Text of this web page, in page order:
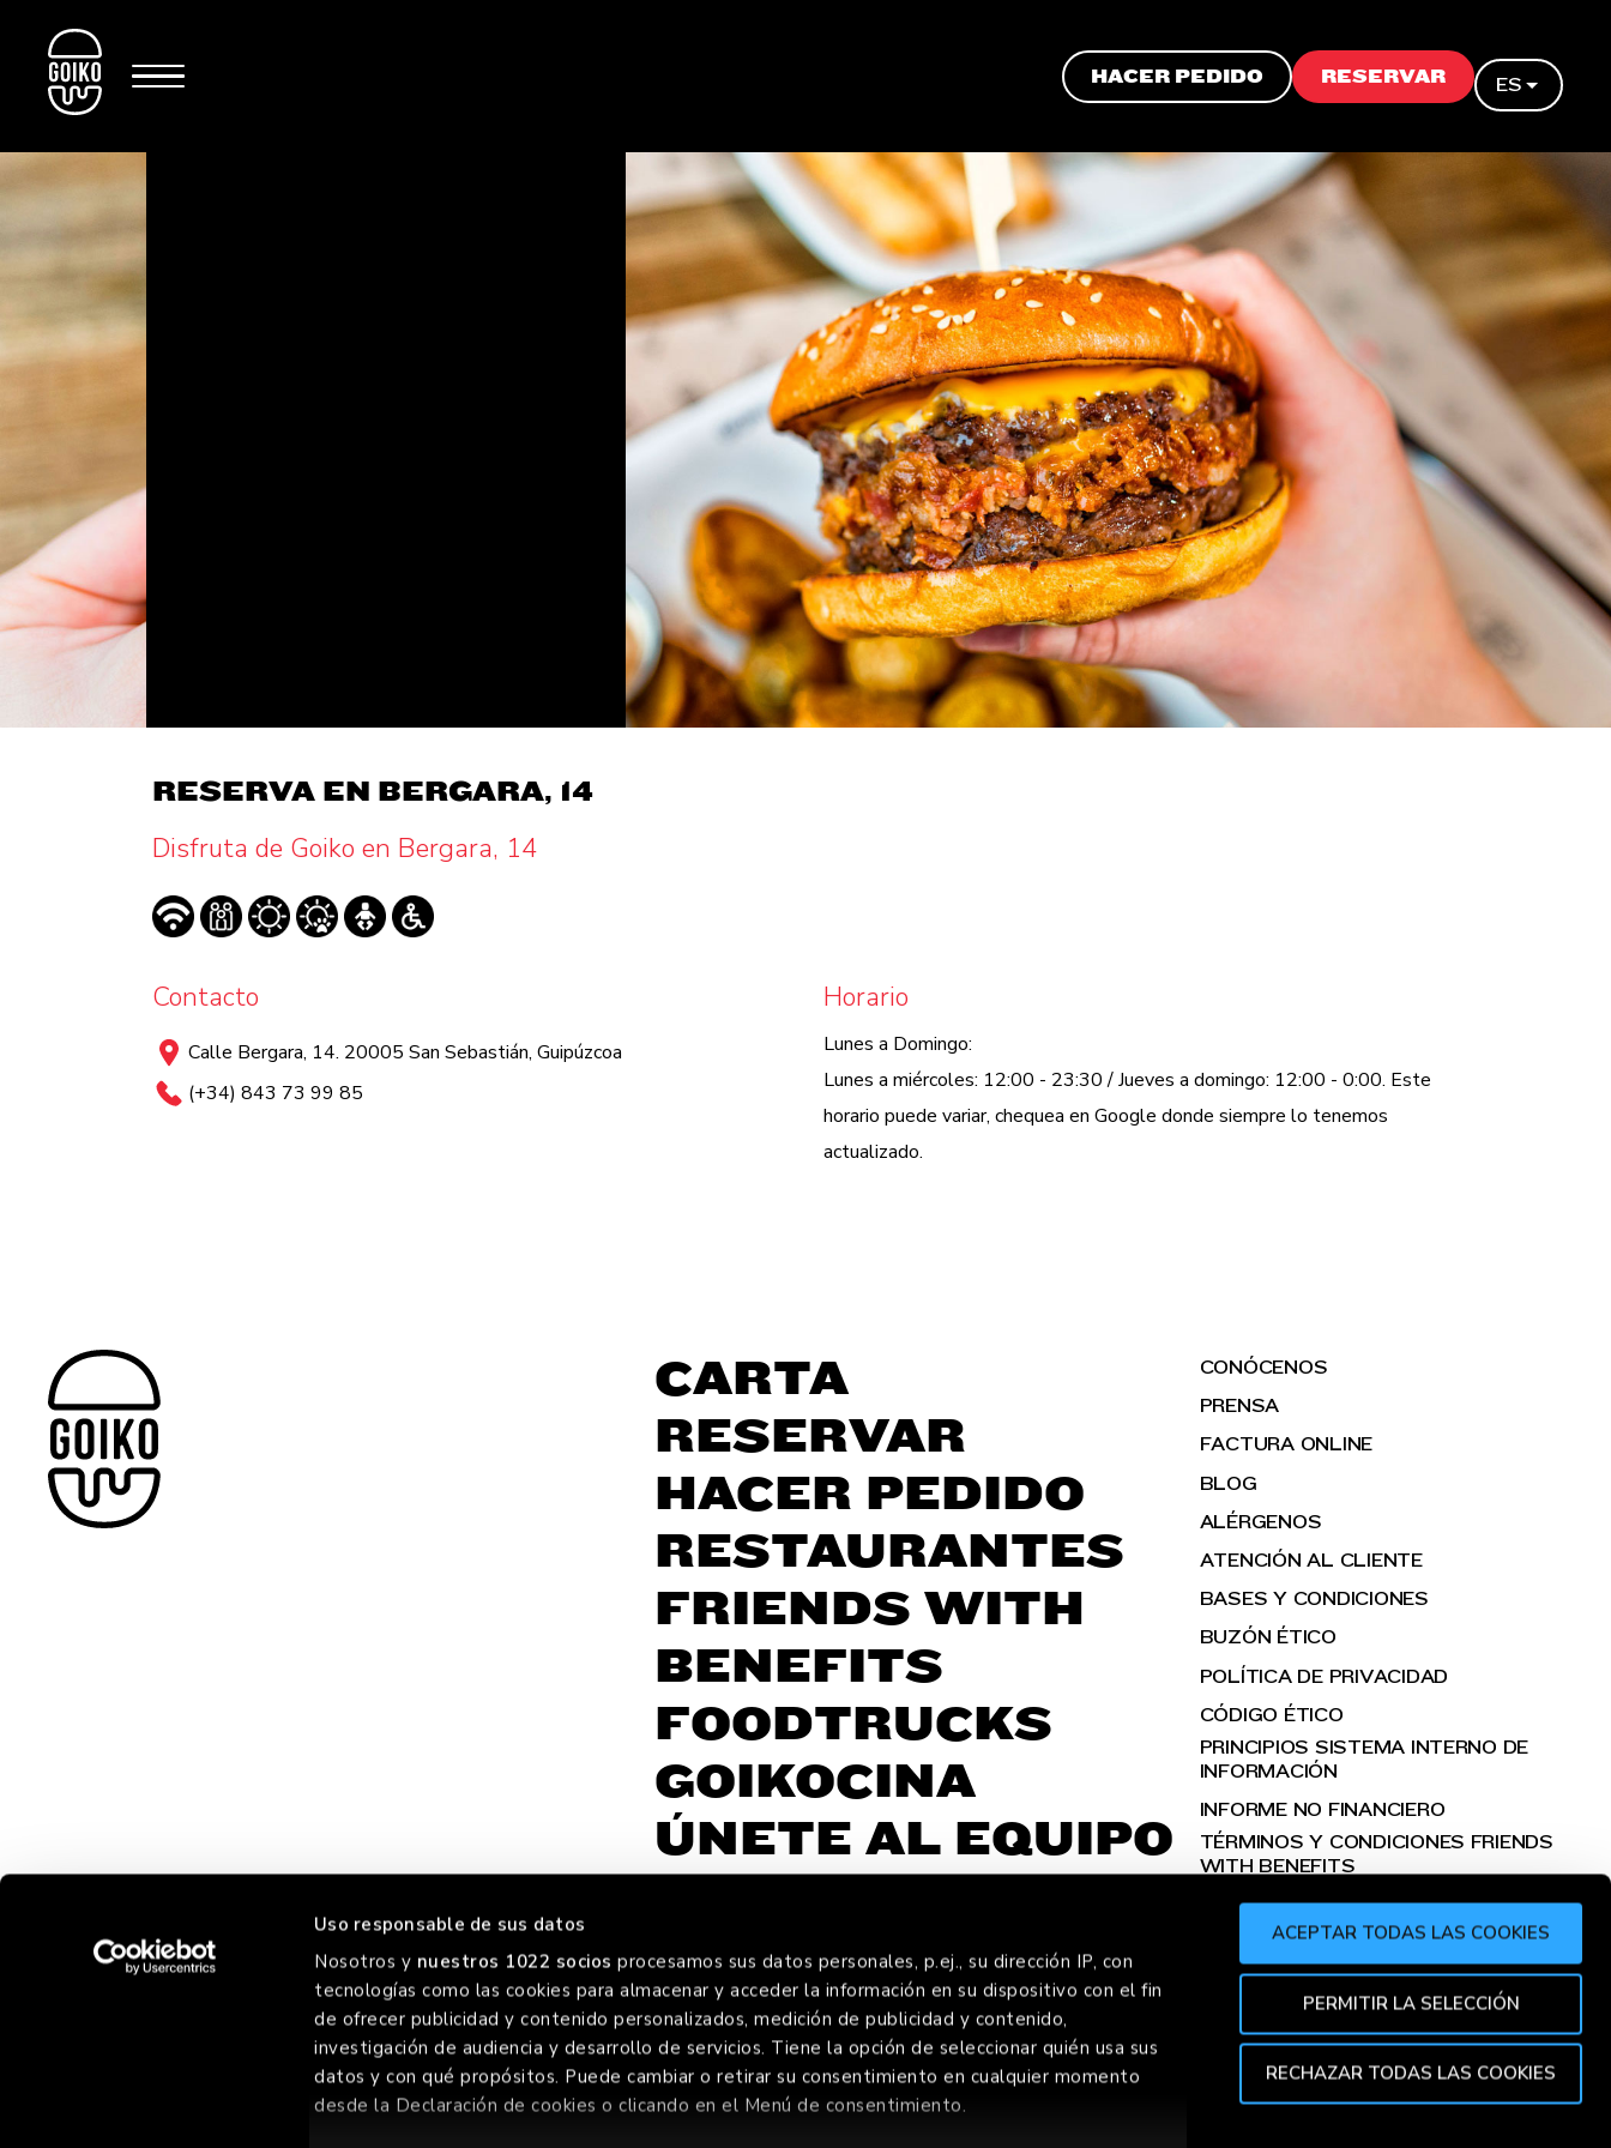
Uso responsable de sus datos
Nosotros y nuestros 1022 socios procesamos sus datos personales, p.ej., su dirección IP, con
tecnologías como las cookies para almacenar y acceder la información en su dispositivo con el fin
de ofrecer publicidad y contenido personalizados, medición de publicidad y contenido,
investigación de audiencia y desarrollo de servicios. Tiene la opción de seleccionar quién usa sus
datos y con qué propósitos. Puede cambiar o retirar su consentimiento en cualquier momento
desde la Declaración de cookies o clicando en el Menú de consentimiento.
ACEPTAR TODAS LAS COOKIES
PERMITIR LA SELECCIÓN
RECHAZAR TODAS LAS COOKIES
HACER PEDIDO RESERVAR ES
RESERVA EN BERGARA, 14
Disfruta de Goiko en Bergara, 14
Contacto
Calle Bergara, 14. 20005 San Sebastián, Guipúzcoa
(+34) 843 73 99 85
Horario
Lunes a Domingo:
Lunes a miércoles: 12:00 - 23:30 / Jueves a domingo: 12:00 - 0:00. Este
horario puede variar, chequea en Google donde siempre lo tenemos
actualizado.
CARTA
RESERVAR
HACER PEDIDO
RESTAURANTES
FRIENDS WITH
BENEFITS
FOODTRUCKS
GOIKOCINA
ÚNETE AL EQUIPO
CONÓCENOS
PRENSA
FACTURA ONLINE
BLOG
ALÉRGENOS
ATENCIÓN AL CLIENTE
BASES Y CONDICIONES
BUZÓN ÉTICO
POLÍTICA DE PRIVACIDAD
CÓDIGO ÉTICO
PRINCIPIOS SISTEMA INTERNO DE
INFORMACIÓN
INFORME NO FINANCIERO
TÉRMINOS Y CONDICIONES FRIENDS
WITH BENEFITS
FOREVER